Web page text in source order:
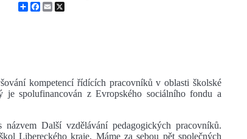
ShareFacebook
Email
kompetencí řídících pracovníků v oblasti školské
je spolufinancován z Evropského sociálního fondu a
Další vzdělávání pedagogických pracovníků.
Libereckého kraje. Máme za sebou pět společných